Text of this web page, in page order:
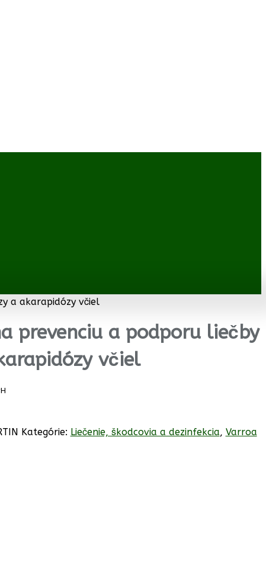
a akarapidózy včiel
prevenciu a podporu liečby
včiel
Kategórie: Liečenie, škodcovia a dezinfekcia, Varroa